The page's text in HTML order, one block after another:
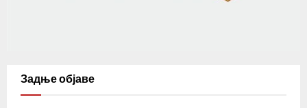
Задње објаве